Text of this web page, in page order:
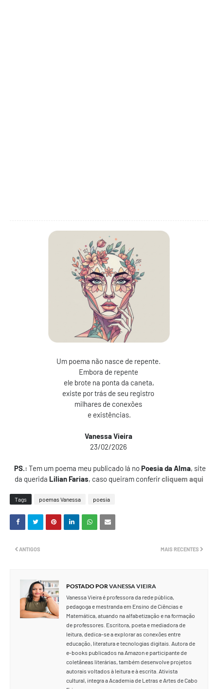
Um poema não nasce de repente.
Embora de repente
ele brote na ponta da caneta,
existe por trás de seu registro
milhares de conexões
e existências.
Vanessa Vieira
23/02/2026
PS.: Tem um poema meu publicado lá noPoesia da Alma, site
da querida Lilian Farias, caso queiram conferircliquem aqui
Tags poemas Vanessa poesia
MAIS RECENTES
ANTIGOS
POSTADO POR VANESSA VIEIRA
Vanessa Vieira é professora da rede pública,
pedagoga e mestranda em Ensino de Ciências e
Matemática, atuando na alfabetização e na formação
de professores. Escritora, poeta e mediadora de
leitura, dedica-se a explorar as conexões entre
educação, literatura e tecnologias digitais. Autora de
e-books publicados na Amazon e participante de
coletâneas literárias, também desenvolve projetos
autorais voltados à leitura e à escrita. Ativista
cultural, integra a Academia de Letras e Artes de Cabo